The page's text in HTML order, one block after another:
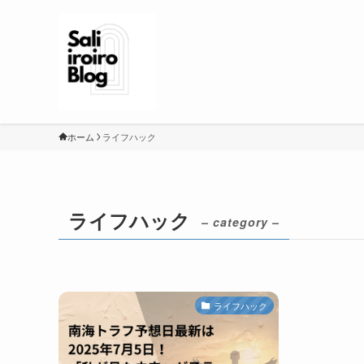
ホーム ライフハック
ライフハック – category –
ライフハック